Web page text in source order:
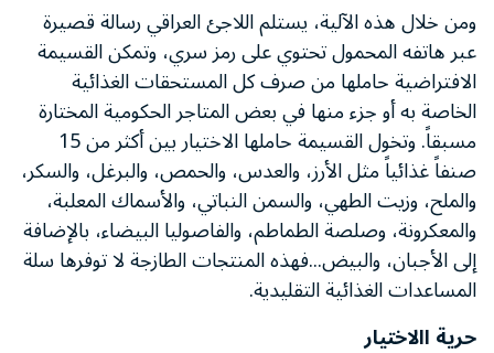
ومن خلال هذه الآلية، يستلم اللاجئ العراقي رسالة قصيرة
عبر هاتفه المحمول تحتوي على رمز سري، وتمكن القسيمة
الافتراضية حاملها من صرف كل المستحقات الغذائية
الخاصة به أو جزء منها في بعض المتاجر الحكومية المختارة
مسبقاً. وتخول القسيمة حاملها الاختيار بين أكثر من 15
صنفاً غذائياً مثل الأرز، والعدس، والحمص، والبرغل، والسكر،
والملح، وزيت الطهي، والسمن النباتي، والأسماك المعلبة،
والمعكرونة، وصلصة الطماطم، والفاصوليا البيضاء، بالإضافة
إلى الأجبان، والبيض...فهذه المنتجات الطازجة لا توفرها سلة
المساعدات الغذائية التقليدية.
حرية االاختيار